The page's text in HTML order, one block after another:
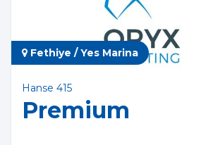
Fethiye / Yes Marina
Hanse 415
Premium